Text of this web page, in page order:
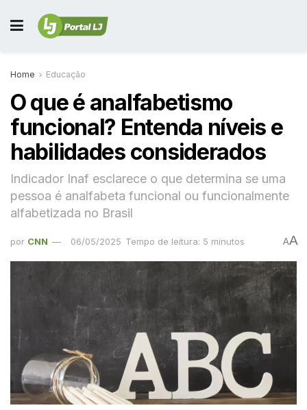
Home Educação
O que é analfabetismo
funcional? Entenda níveis e
habilidades considerados
Indicador Inaf esclarece o que determina se uma
pessoa é analfabeta funcional ou funcionalmente
alfabetizada no Brasil
por CNN 06/05/2025 Tempo de leitura: 5 minutos AA